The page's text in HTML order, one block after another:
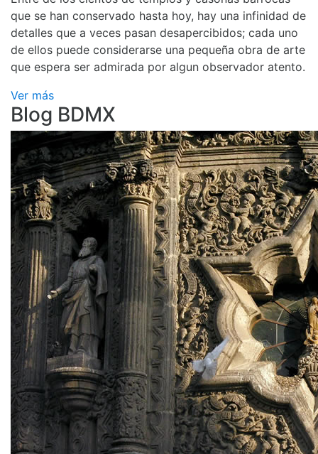
que se han conservado hasta hoy, hay una infinidad de
detalles que a veces pasan desapercibidos; cada uno
de ellos puede considerarse una pequeña obra de arte
que espera ser admirada por algun observador atento.
Ver más
Blog BDMX